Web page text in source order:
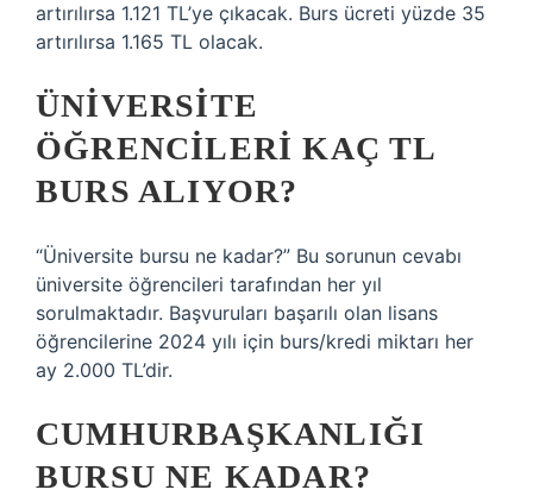
artırılırsa 1.121 TL’ye çıkacak. Burs ücreti yüzde 35
artırılırsa 1.165 TL olacak.
ÜNIVERSITE
ÖĞRENCILERI KAÇ TL
BURS ALIYOR?
“Üniversite bursu ne kadar?” Bu sorunun cevabı
üniversite öğrencileri tarafından her yıl
sorulmaktadır. Başvuruları başarılı olan lisans
öğrencilerine 2024 yılı için burs/kredi miktarı her
ay 2.000 TL’dir.
CUMHURBAŞKANLIĞI
BURSU NE KADAR?